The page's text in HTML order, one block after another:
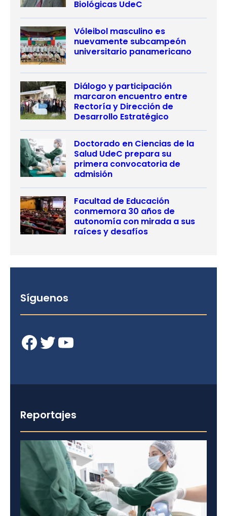
Biológicas UdeC
Vóleibol masculino es
nuevamente subcampeón
universitario panamericano
Diálogo y participación
marcaron encuentro entre
Rectoría y Dirección de
Desarrollo Estratégico
Doctorado en Ciencias de la
Salud UdeC prepara su
primera convocatoria de
admisión
Facultad de Educación
conmemora 30 años de
autonomía con mirada a sus
raíces y desafíos
Síguenos
Facebook Twitter YouTube
Reportajes